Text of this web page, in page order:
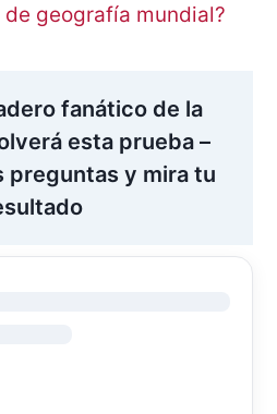
de geografía mundial?
fanático de la
esta prueba –
preguntas y mira tu